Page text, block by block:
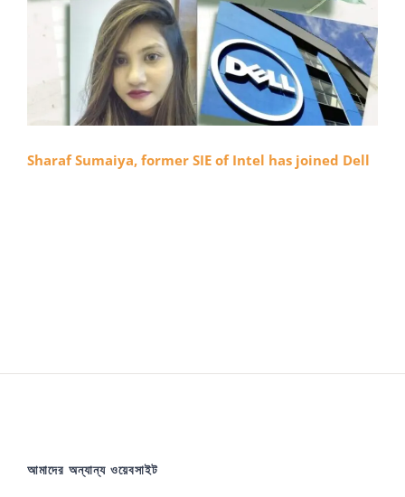
Sharaf Sumaiya, former SIE of Intel has joined Dell
আমাদের অন্যান্য ওয়েবসাইট